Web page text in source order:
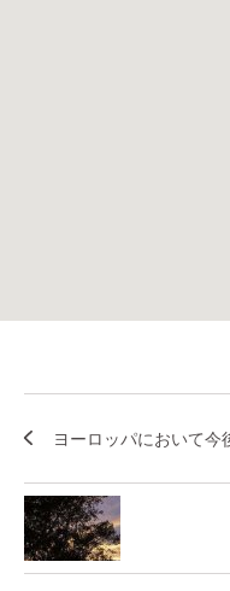
ヨーロッパにおいて今